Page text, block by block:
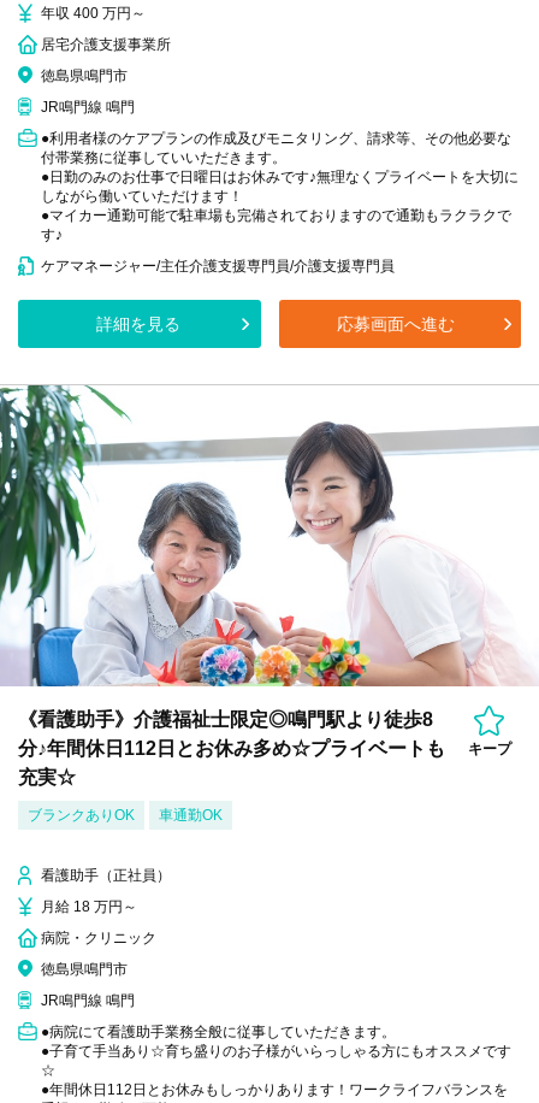
年収 400 万円～
居宅介護支援事業所
徳島県鳴門市
JR鳴門線 鳴門
●利用者様のケアプランの作成及びモニタリング、請求等、その他必要な
付帯業務に従事していいただきます。
●日勤のみのお仕事で日曜日はお休みです♪無理なくプライベートを大切に
しながら働いていただけます！
●マイカー通勤可能で駐車場も完備されておりますので通勤もラクラクで
す♪
ケアマネージャー/主任介護支援専門員/介護支援専門員
詳細を見る 応募画面へ進む
《看護助手》介護福祉士限定◎鳴門駅より徒歩8
分♪年間休日112日とお休み多め☆プライベートも
充実☆
キープ
ブランクありOK 車通勤OK
看護助手（正社員）
月給 18 万円～
病院・クリニック
徳島県鳴門市
JR鳴門線 鳴門
●病院にて看護助手業務全般に従事していただきます。
●子育て手当あり☆育ち盛りのお子様がいらっしゃる方にもオススメです
☆
●年間休日112日とお休みもしっかりあります！ワークライフバランスを